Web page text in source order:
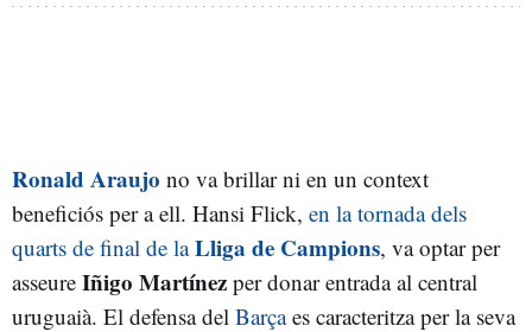
Ronald Araujo no va brillar ni en un context
beneficiós per a ell. Hansi Flick, en la tornada dels
quarts de final de laLliga de Campions, va optar per
asseure Iñigo Martínez per donar entrada al central
uruguaià. El defensa del Barçaes caracteritza per la seva